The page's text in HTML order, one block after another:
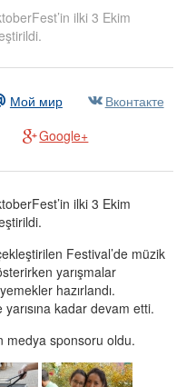
ilki 3 Ekim
Мой мир
Вконтакте
Google+
ilki 3 Ekim
Festival’de müzik
yarışmalar
hazırlandı.
kadar devam etti.
medya sponsoru oldu.